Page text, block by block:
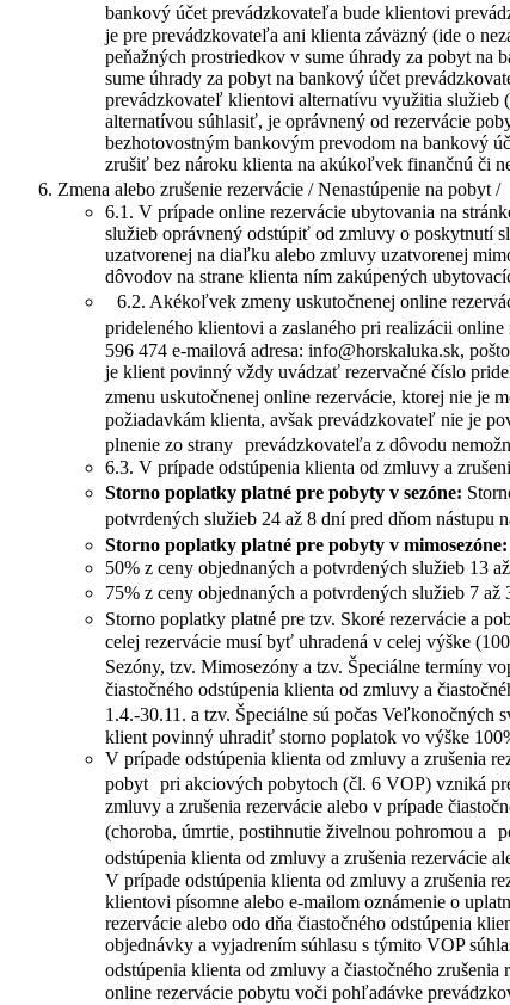
bankový účet prevádzkovateľa bude klientovi
je pre prevádzkovateľa ani klienta záväzný (ide o
peňažných prostriedkov v sume úhrady za pobyt na
sume úhrady za pobyt na bankový účet
prevádzkovateľ klientovi alternatívu využitia služieb
alternatívou súhlasiť, je oprávnený od rezervácie
bezhotovostným bankovým prevodom na bankový
zrušiť bez nároku klienta na akúkoľvek finančnú či
Zmena alebo zrušenie rezervácie / Nenastúpenie na
6.1. V prípade online rezervácie ubytovania na
služieb oprávnený odstúpiť od zmluvy o poskytnutí
uzatvorenej na diaľku alebo zmluvy uzatvorenej
dôvodov na strane klienta ním zakúpených
6.2. Akékoľvek zmeny uskutočnenej online
prideleného klientovi a zaslaného pri realizácii
596 474 e-mailová adresa: info@horskaluka.sk,
je klient povinný vždy uvádzať rezervačné číslo
zmenu uskutočnenej online rezervácie, ktorej nie
požiadavkám klienta, avšak prevádzkovateľ nie je
plnenie zo strany prevádzkovateľa z dôvodu
6.3. V prípade odstúpenia klienta od zmluvy a
Storno poplatky platné pre pobyty v sezóne:
potvrdených služieb 24 až 8 dní pred dňom nástupu
Storno poplatky platné pre pobyty v mimosezóne:
50% z ceny objednaných a potvrdených služieb 13
75% z ceny objednaných a potvrdených služieb 7
Storno poplatky platné pre tzv. Skoré rezervácie a
celej rezervácie musí byť uhradená v celej výške
Sezóny, tzv. Mimosezóny a tzv. Špeciálne termíny
čiastočného odstúpenia klienta od zmluvy a
1.4.-30.11. a tzv. Špeciálne sú počas
klient povinný uhradiť storno poplatok vo výške
V prípade odstúpenia klienta od zmluvy a zrušenia
pobyt pri akciových pobytoch (čl. 6 VOP) vzniká
zmluvy a zrušenia rezervácie alebo v prípade
(choroba, úmrtie, postihnutie živelnou pohromou a
odstúpenia klienta od zmluvy a zrušenia rezervácie
V prípade odstúpenia klienta od zmluvy a zrušenia
klientovi písomne alebo e-mailom oznámenie o
rezervácie alebo odo dňa čiastočného odstúpenia
objednávky a vyjadrením súhlasu s týmito VOP
odstúpenia klienta od zmluvy a čiastočného
online rezervácie pobytu voči pohľadávke